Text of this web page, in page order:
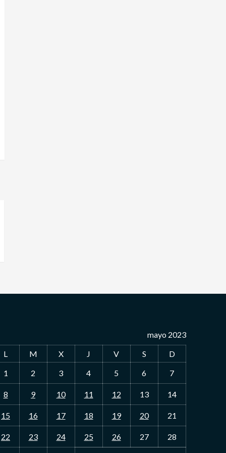
mayo 2023
L
M X J V S
D
1
2 3 4 5 6 7
8 9 10 11 12 13 14
15 16 17 18 19 20 21
22 23 24 25 26 27 28